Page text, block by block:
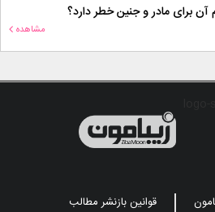
آن برای مادر و جنین خطر دارد؟
مشاهده
قوانین بازنشر مطالب